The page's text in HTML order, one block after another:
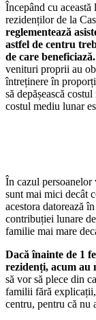
Începând cu
rezidenților de la
reglementează
astfel de centru
de care beneficiază.
venituri proprii au
întreținere în
să depășească
costul mediu lunar
În cazul persoanelor
sunt mai mici decât
acestora datorează
contribuției lunare
familie mai mare
Dacă înainte de 1
rezidenți, acum au
să vor să plece din
familii fără
centru, pentru că nu